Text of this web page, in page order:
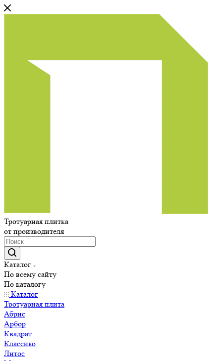
Тротуарная плитка
от производителя
Каталог
По всему сайту
По каталогу
Каталог
Тротуарная плита
Абрис
Арбор
Квадрат
Классико
Литос